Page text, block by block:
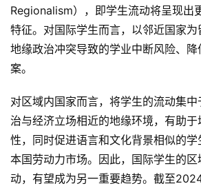
Regionalism），即学生流动将呈现出
特征。对国际学生而言，以邻近国家
地缘政治冲突导致的学业中断风险、
案。
对区域内国家而言，将学生的流动集
治与经济立场相近的地缘环境，有助
性，同时促进语言和文化背景相似的
本国劳动力市场。因此，国际学生的
动，有望成为另一重要趋势。截至